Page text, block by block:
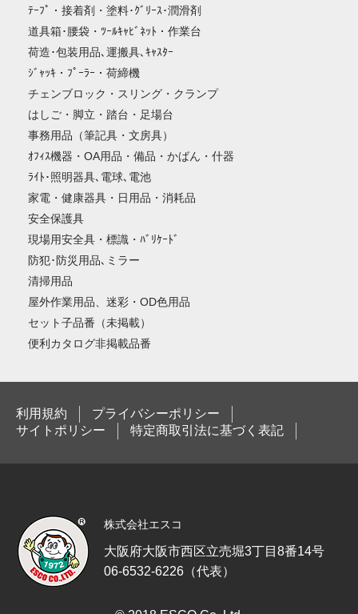
ﾃｰﾌﾟ・接着剤・塗料･ｸﾞﾘｰｽ･潤滑剤
道具箱･腰袋・ﾂｰﾙｷｬﾋﾞﾈｯﾄ・作業台
荷造･包装用品､運搬具､ｷｬｽﾀｰ
ｼﾞｬｯｷ・ﾌﾟｰﾗｰ・荷締機
チェンブロック・スリング・クランプ
はしご・脚立・踏台・足場台
事務用品（筆記具・文房具）
ｵﾌｨｽ機器・OA用品・備品・かばん・什器
ﾗｲﾄ･照明器具､電球､電池
家電・健康器具・日用品・消耗品
安全保護具
現場用安全具・標識・ﾊﾞﾘｹｰﾄﾞ
防犯･防災用品､ミラー
清掃用品
屋外作業用品、迷彩・OD色用品
セット子品番（未掲載）
便利カタログ非掲載品番
利用規約
プライバシーポリシー
サイトポリシー
特定商取引法に基づく表記
株式会社エスコ
大阪府大阪市西区立売堀3丁目8番14号
06-6532-6226（代表）